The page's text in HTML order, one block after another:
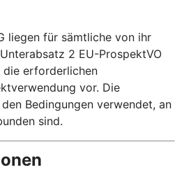
liegen für sämtliche von ihr
2 EU-ProspektVO
die erforderlichen
vor. Die
Bedingungen verwendet, an
sind.